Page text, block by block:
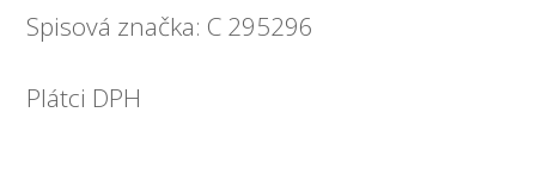
Spisová značka: C 295296
Plátci DPH